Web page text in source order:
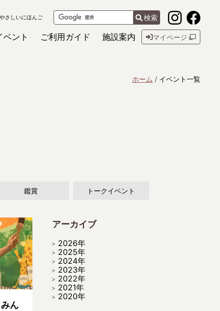
さしいにほんご 検索
ベント ご利用ガイド 施設案内 マイページ
ホーム イベント一覧
鑑賞 トークイベント
ん
アーカイブ
2026年
2025年
2024年
2023年
2022年
2021年
2020年